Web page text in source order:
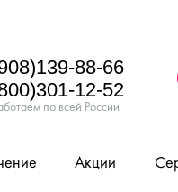
88-66
12-52
по всей России
Акции